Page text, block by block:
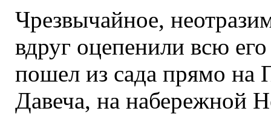
Чрезвычайное,
вдруг оцепенили всю
пошел из сада прямо на
Давеча, на набережной